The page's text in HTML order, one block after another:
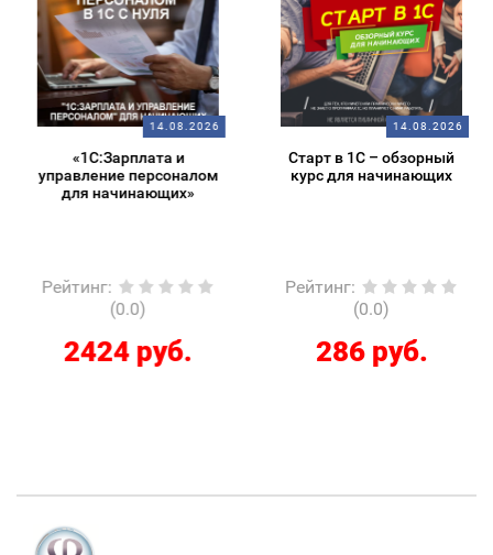
14.08.2026
«1С:Зарплата и
управление персоналом
для начинающих»
Рейтинг:
(0.0)
2424 руб.
14.08.2026
Старт в 1С – обзорный
курс для начинающих
Рейтинг:
(0.0)
286 руб.